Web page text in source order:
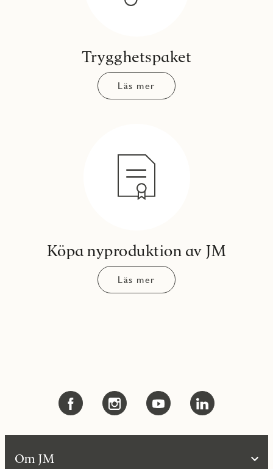
Trygghetspaket
Läs mer
Köpa nyproduktion av JM
Läs mer
Om JM